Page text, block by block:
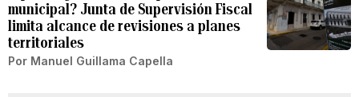
municipal? Junta de Supervisión Fiscal
limita alcance de revisiones a planes
territoriales
Por Manuel Guillama Capella